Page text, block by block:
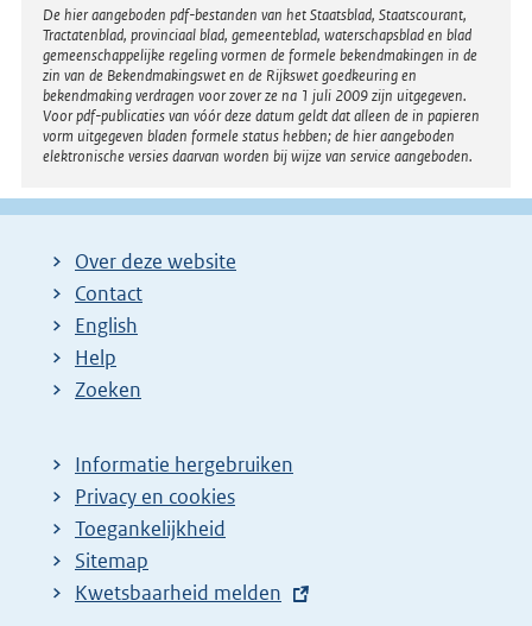
Disclaimer
De hier aangeboden pdf-bestanden van het Staatsblad, Staatscourant,
Tractatenblad, provinciaal blad, gemeenteblad, waterschapsblad en blad
gemeenschappelijke regeling vormen de formele bekendmakingen in de
zin van de Bekendmakingswet en de Rijkswet goedkeuring en
bekendmaking verdragen voor zover ze na 1 juli 2009 zijn uitgegeven.
Voor pdf-publicaties van vóór deze datum geldt dat alleen de in papieren
vorm uitgegeven bladen formele status hebben; de hier aangeboden
elektronische versies daarvan worden bij wijze van service aangeboden.
Over deze website
Contact
English
Help
Zoeken
Informatie hergebruiken
Privacy en cookies
Toegankelijkheid
Sitemap
E
Kwetsbaarheid melden